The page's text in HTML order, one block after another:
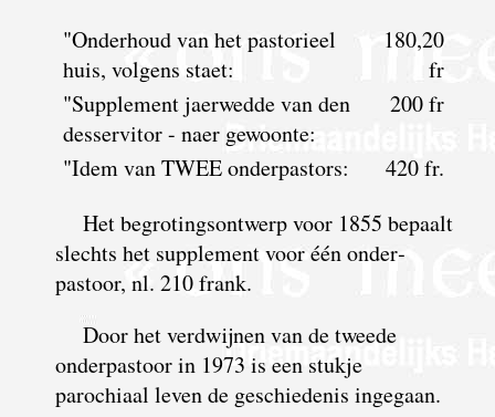
"Onderhoud van het pastorieel
huis, volgens staet:
180,20
fr
"Supplement jaerwedde van den
desservitor - naer gewoonte:
200 fr
"Idem van TWEE onderpastors:
420 fr.
Het begrotingsontwerp voor 1855 bepaalt
slechts het supplement voor één onder­
pastoor, nl. 210 frank.
Door het verdwijnen van de tweede
onderpastoor in 1973 is een stukje
parochiaal leven de geschiedenis ingegaan.